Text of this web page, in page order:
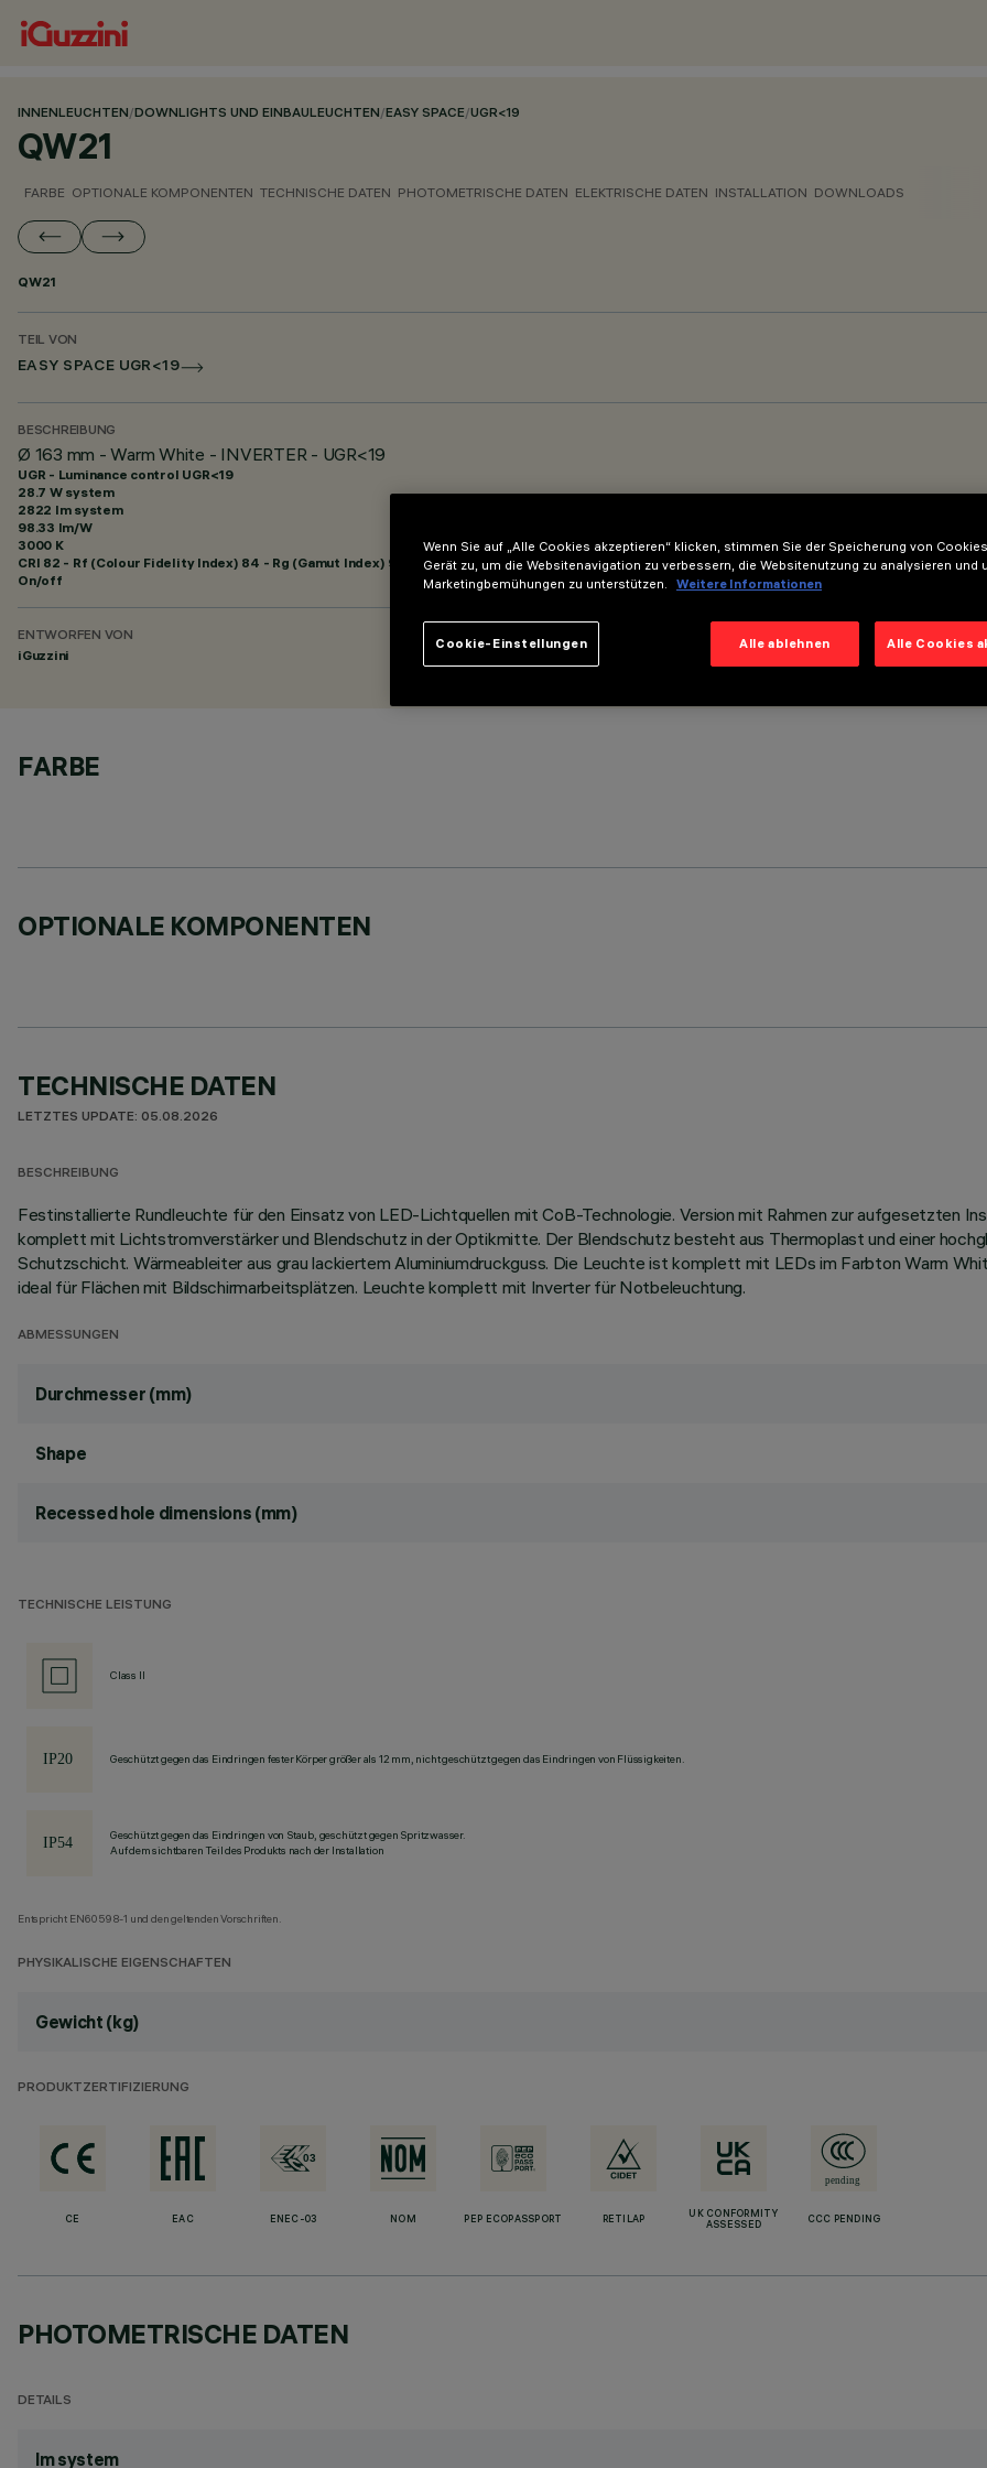
INNENLEUCHTEN/DOWNLIGHTS UND EINBAULEUCHTEN/EASY SPACE/UGR<19
QW21
FARBE OPTIONALE KOMPONENTEN TECHNISCHE DATEN PHOTOMETRISCHE DATEN ELEKTRISCHE DATEN INSTALLATION DOWNLOADS
QW21
TEIL VON
EASY SPACE UGR<19
BESCHREIBUNG
Ø 163 mm - Warm White - INVERTER - UGR<19
UGR - Luminance control UGR<19
28.7 W system
2822 lm system
98.33 lm/W
3000 K
CRI 82 - Rf (Colour Fidelity Index) 84 - Rg (Gamut Index) 95
On/off
ENTWORFEN VON
iGuzzini
FARBE
OPTIONALE KOMPONENTEN
TECHNISCHE DATEN
LETZTES UPDATE: 05.08.2026
BESCHREIBUNG
Festinstallierte Rundleuchte für den Einsatz von LED-Lichtquellen mit CoB-Technologie. Version mit Rahmen zur aufgesetzten
komplett mit Lichtstromverstärker und Blendschutz in der Optikmitte. Der Blendschutz besteht aus Thermoplast und einer
Schutzschicht. Wärmeableiter aus grau lackiertem Aluminiumdruckguss. Die Leuchte ist komplett mit LEDs im Farbton Warm
ideal für Flächen mit Bildschirmarbeitsplätzen. Leuchte komplett mit Inverter für Notbeleuchtung.
ABMESSUNGEN
Durchmesser (mm)
Shape
Recessed hole dimensions (mm)
TECHNISCHE LEISTUNG
Class II
Geschützt gegen das Eindringen fester Körper größer als 12 mm, nicht geschützt gegen das Eindringen von Flüssigkeiten.
Geschützt gegen das Eindringen von Staub, geschützt gegen Spritzwasser.
Auf dem sichtbaren Teil des Produkts nach der Installation
Entspricht EN60598-1 und den geltenden Vorschriften.
PHYSIKALISCHE EIGENSCHAFTEN
Gewicht (kg)
PRODUKTZERTIFIZIERUNG
CE EAC ENEC-03 NOM PEP ECOPASSPORT RETILAP
UK CONFORMITY
ASSESSED
CCC PENDING
PHOTOMETRISCHE DATEN
DETAILS
lm system
Wenn Sie auf „Alle Cookies akzeptieren“ klicken, stimmen Sie der Speicherung von
Gerät zu, um die Websitenavigation zu verbessern, die Websitenutzung zu analysieren und
Marketingbemühungen zu unterstützen.
Weitere Informationen
Alle ablehnen Alle Cookies
Cookie-Einstellungen